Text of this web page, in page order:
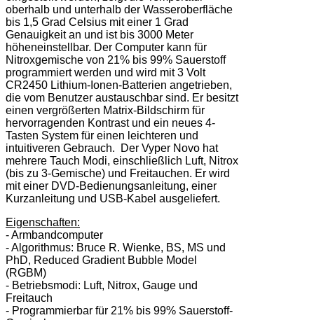
oberhalb und unterhalb der Wasseroberfläche
bis 1,5 Grad Celsius mit einer 1 Grad
Genauigkeit an und ist bis 3000 Meter
höheneinstellbar. Der Computer kann für
Nitroxgemische von 21% bis 99% Sauerstoff
programmiert werden und wird mit 3 Volt
CR2450 Lithium-Ionen-Batterien angetrieben,
die vom Benutzer austauschbar sind. Er besitzt
einen vergrößerten Matrix-Bildschirm für
hervorragenden Kontrast und ein neues 4-
Tasten System für einen leichteren und
intuitiveren Gebrauch. Der Vyper Novo hat
mehrere Tauch Modi, einschließlich Luft, Nitrox
(bis zu 3-Gemische) und Freitauchen. Er wird
mit einer DVD-Bedienungsanleitung, einer
Kurzanleitung und USB-Kabel ausgeliefert.
Eigenschaften:
- Armbandcomputer
- Algorithmus: Bruce R. Wienke, BS, MS und
PhD, Reduced Gradient Bubble Model
(RGBM)
- Betriebsmodi: Luft, Nitrox, Gauge und
Freitauch
- Programmierbar für 21% bis 99% Sauerstoff-